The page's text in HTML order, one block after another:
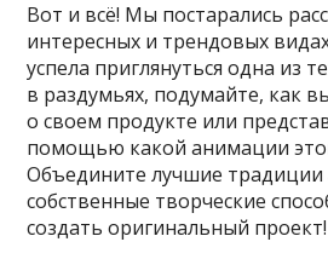
Вот и всё! Мы постарались
интересных и трендовых
успела приглянуться одна из
в раздумьях, подумайте, как
о своем продукте или
помощью какой анимации
Объедините лучшие
собственные творческие
создать оригинальный проект!